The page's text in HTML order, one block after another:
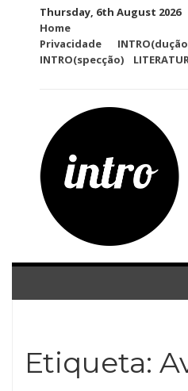
Thursday, 6th August 2026
Home
Privacidade
INTRO(specção)
Etiqueta: